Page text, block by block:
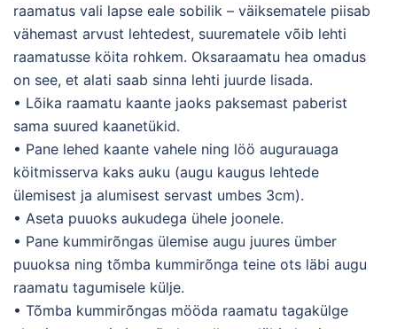
raamatus vali lapse eale sobilik – väiksematele piisab
vähemast arvust lehtedest, suurematele võib lehti
raamatusse köita rohkem. Oksaraamatu hea omadus
on see, et alati saab sinna lehti juurde lisada.
• Lõika raamatu kaante jaoks paksemast paberist
sama suured kaanetükid.
• Pane lehed kaante vahele ning löö augurauaga
köitmisserva kaks auku (augu kaugus lehtede
ülemisest ja alumisest servast umbes 3cm).
• Aseta puuoks aukudega ühele joonele.
• Pane kummirõngas ülemise augu juures ümber
puuoksa ning tõmba kummirõnga teine ots läbi augu
raamatu tagumisele külje.
• Tõmba kummirõngas mööda raamatu tagakülge